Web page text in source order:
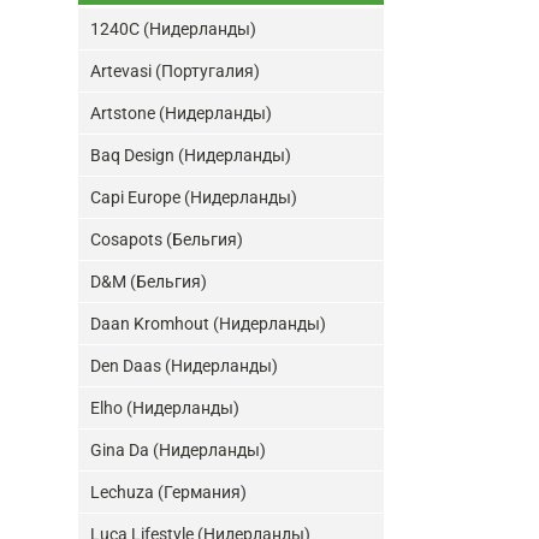
1240C (Нидерланды)
Artevasi (Португалия)
Artstone (Нидерланды)
Baq Design (Нидерланды)
Capi Europe (Нидерланды)
Cosapots (Бельгия)
D&M (Бельгия)
Daan Kromhout (Нидерланды)
Den Daas (Нидерланды)
Elho (Нидерланды)
Gina Da (Нидерланды)
Lechuza (Германия)
Luca Lifestyle (Нидерланды)